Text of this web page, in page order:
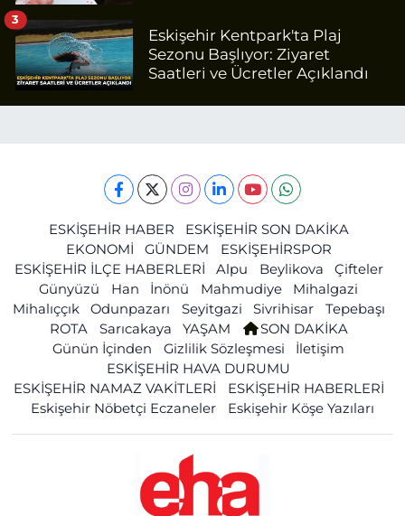
Eskişehir Kentpark'ta Plaj
Sezonu Başlıyor: Ziyaret
Saatleri ve Ücretler Açıklandı
3
ESKİŞEHİR HABER
ESKİŞEHİR SON DAKİKA
EKONOMİ
GÜNDEM
ESKİŞEHİRSPOR
ESKİŞEHİR İLÇE HABERLERİ
Alpu Beylikova
Çifteler
Günyüzü
Han İnönü Mahmudiye
Mihalgazi
Mihalıççık
Odunpazarı Seyitgazi Sivrihisar
Tepebaşı
ROTA
Sarıcakaya YAŞAM
SON DAKİKA
Günün İçinden
Gizlilik Sözleşmesi
İletişim
ESKİŞEHİR HAVA DURUMU
ESKİŞEHİR NAMAZ VAKİTLERİ
ESKİŞEHİR HABERLERİ
Eskişehir Nöbetçi Eczaneler
Eskişehir Köşe Yazıları